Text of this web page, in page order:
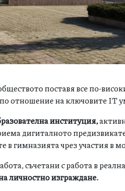
поставя все по-
отношение на ключовите IT
институция,
дигиталното
в гимназията чрез участия в
съчетани с работа в
личностно изграждане.